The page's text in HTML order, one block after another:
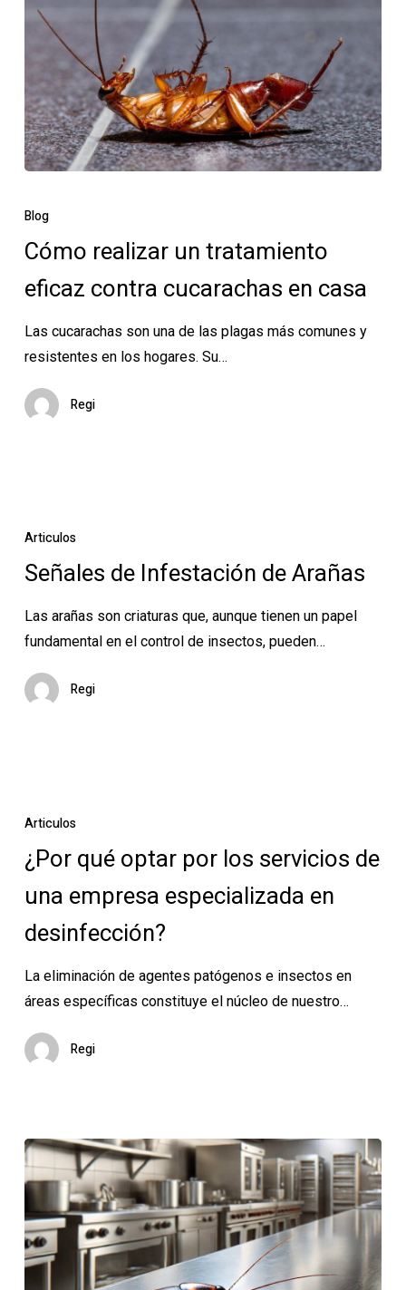
realizar
tratamiento
eficaz
cucarachas
en
casa
Blog
Cómo realizar un tratamiento
eficaz contra cucarachas en casa
Las cucarachas son una de las plagas más comunes y
resistentes en los hogares. Su…
Regi
de
de
Arañas
Articulos
Señales de Infestación de Arañas
Las arañas son criaturas que, aunque tienen un papel
fundamental en el control de insectos, pueden…
Regi
qué
por
los
de
una
empresa
en
Articulos
¿Por qué optar por los servicios de
una empresa especializada en
desinfección?
La eliminación de agentes patógenos e insectos en
áreas específicas constituye el núcleo de nuestro…
Regi